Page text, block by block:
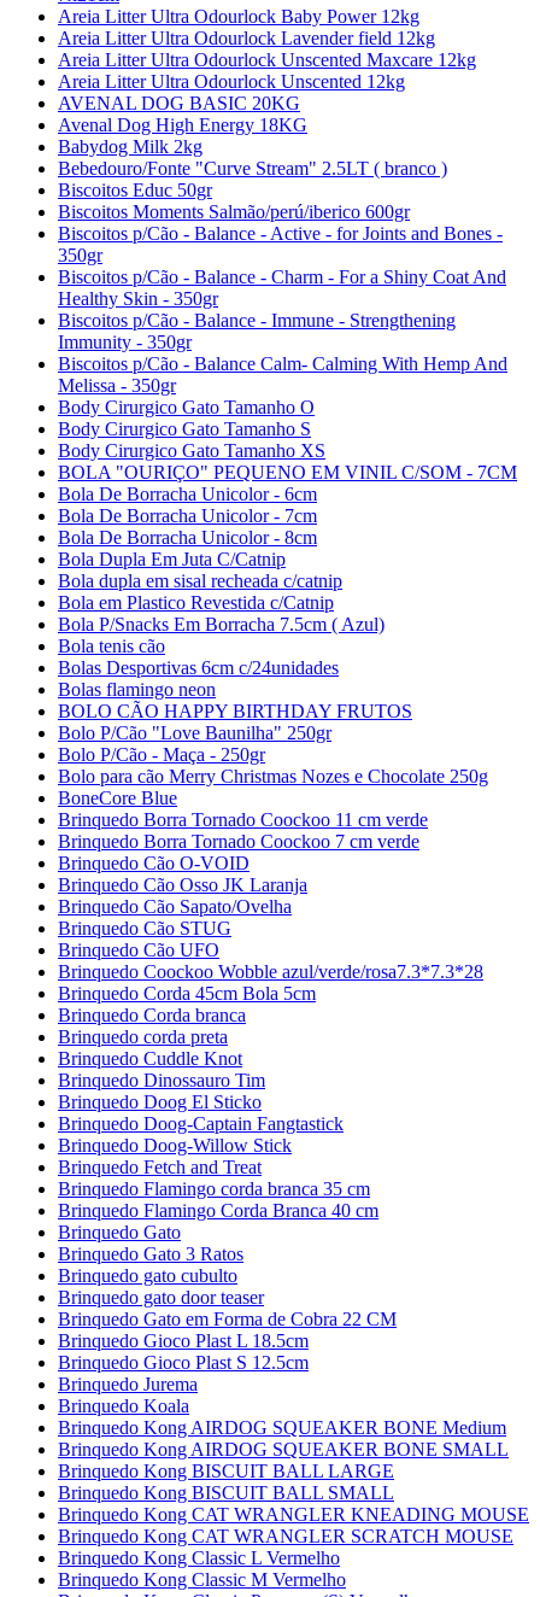
Areia Litter Ultra Odourlock Baby Power 12kg
Areia Litter Ultra Odourlock Lavender field 12kg
Areia Litter Ultra Odourlock Unscented Maxcare 12kg
Areia Litter Ultra Odourlock Unscented 12kg
AVENAL DOG BASIC 20KG
Avenal Dog High Energy 18KG
Babydog Milk 2kg
Bebedouro/Fonte "Curve Stream" 2.5LT ( branco )
Biscoitos Educ 50gr
Biscoitos Moments Salmão/perú/iberico 600gr
Biscoitos p/Cão - Balance - Active - for Joints and Bones -
350gr
Biscoitos p/Cão - Balance - Charm - For a Shiny Coat And
Healthy Skin - 350gr
Biscoitos p/Cão - Balance - Immune - Strengthening
Immunity - 350gr
Biscoitos p/Cão - Balance Calm- Calming With Hemp And
Melissa - 350gr
Body Cirurgico Gato Tamanho O
Body Cirurgico Gato Tamanho S
Body Cirurgico Gato Tamanho XS
BOLA "OURIÇO" PEQUENO EM VINIL C/SOM - 7CM
Bola De Borracha Unicolor - 6cm
Bola De Borracha Unicolor - 7cm
Bola De Borracha Unicolor - 8cm
Bola Dupla Em Juta C/Catnip
Bola dupla em sisal recheada c/catnip
Bola em Plastico Revestida c/Catnip
Bola P/Snacks Em Borracha 7.5cm ( Azul)
Bola tenis cão
Bolas Desportivas 6cm c/24unidades
Bolas flamingo neon
BOLO CÃO HAPPY BIRTHDAY FRUTOS
Bolo P/Cão "Love Baunilha" 250gr
Bolo P/Cão - Maça - 250gr
Bolo para cão Merry Christmas Nozes e Chocolate 250g
BoneCore Blue
Brinquedo Borra Tornado Coockoo 11 cm verde
Brinquedo Borra Tornado Coockoo 7 cm verde
Brinquedo Cão O-VOID
Brinquedo Cão Osso JK Laranja
Brinquedo Cão Sapato/Ovelha
Brinquedo Cão STUG
Brinquedo Cão UFO
Brinquedo Coockoo Wobble azul/verde/rosa7.3*7.3*28
Brinquedo Corda 45cm Bola 5cm
Brinquedo Corda branca
Brinquedo corda preta
Brinquedo Cuddle Knot
Brinquedo Dinossauro Tim
Brinquedo Doog El Sticko
Brinquedo Doog-Captain Fangtastick
Brinquedo Doog-Willow Stick
Brinquedo Fetch and Treat
Brinquedo Flamingo corda branca 35 cm
Brinquedo Flamingo Corda Branca 40 cm
Brinquedo Gato
Brinquedo Gato 3 Ratos
Brinquedo gato cubulto
Brinquedo gato door teaser
Brinquedo Gato em Forma de Cobra 22 CM
Brinquedo Gioco Plast L 18.5cm
Brinquedo Gioco Plast S 12.5cm
Brinquedo Jurema
Brinquedo Koala
Brinquedo Kong AIRDOG SQUEAKER BONE Medium
Brinquedo Kong AIRDOG SQUEAKER BONE SMALL
Brinquedo Kong BISCUIT BALL LARGE
Brinquedo Kong BISCUIT BALL SMALL
Brinquedo Kong CAT WRANGLER KNEADING MOUSE
Brinquedo Kong CAT WRANGLER SCRATCH MOUSE
Brinquedo Kong Classic L Vermelho
Brinquedo Kong Classic M Vermelho